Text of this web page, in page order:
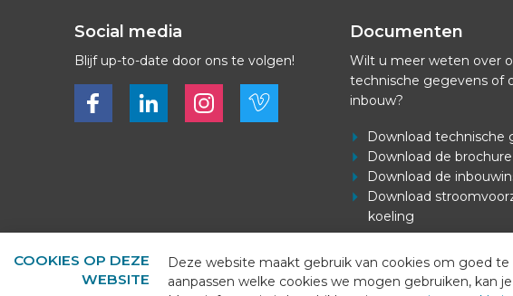
Social media
Blijf up-to-date door ons te volgen!
Bekijk ons op FacebookBekijk ons op LinkedInBekijk ons op LinkedInBekijk ons op Vimeo
Documenten
Wilt u meer weten over
technische gegevens of
inbouw?
Download technische
Download de brochure
Download de
Download
koeling
COOKIES OP DEZE
WEBSITE
Deze website maakt gebruik van cookies om goed
aanpassen welke cookies we mogen gebruiken, kan